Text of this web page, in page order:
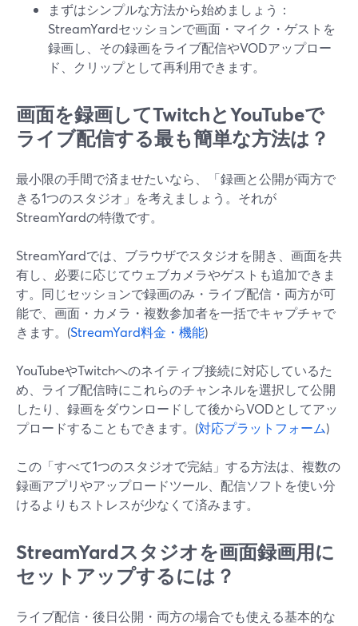
まずはシンプルな方法から始めましょう：
StreamYardセッションで画面・マイク・ゲストを
録画し、その録画をライブ配信やVODアップロー
ド、クリップとして再利用できます。
画面を録画してTwitchとYouTubeで
ライブ配信する最も簡単な方法は？
最小限の手間で済ませたいなら、「録画と公開が両方で
きる1つのスタジオ」を考えましょう。それが
StreamYardの特徴です。
StreamYardでは、ブラウザでスタジオを開き、画面を共
有し、必要に応じてウェブカメラやゲストも追加できま
す。同じセッションで録画のみ・ライブ配信・両方が可
能で、画面・カメラ・複数参加者を一括でキャプチャで
きます。(StreamYard料金・機能)
YouTubeやTwitchへのネイティブ接続に対応しているた
め、ライブ配信時にこれらのチャンネルを選択して公開
したり、録画をダウンロードして後からVODとしてアッ
プロードすることもできます。(対応プラットフォーム)
この「すべて1つのスタジオで完結」する方法は、複数の
録画アプリやアップロードツール、配信ソフトを使い分
けるよりもストレスが少なくて済みます。
StreamYardスタジオを画面録画用に
セットアップするには？
ライブ配信・後日公開・両方の場合でも使える基本的な